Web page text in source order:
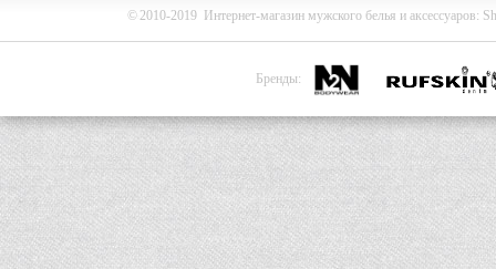
©2010-2019 Интернет-магазин мужского белья и аксессуаров:
Бренды: